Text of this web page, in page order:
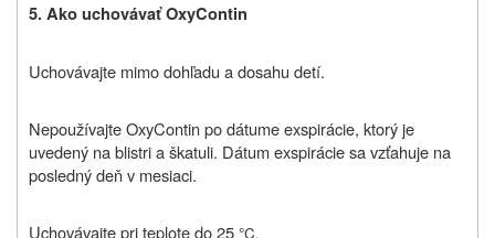
5.Ako uchovávať OxyContin
Uchovávajte mimo dohľadu a dosahu detí.
Nepoužívajte OxyContin po dátume exspirácie, ktorý je
uvedený na blistri a škatuli. Dátum exspirácie sa vzťahuje na
posledný deň v mesiaci.
Uchovávajte pri teplote do 25 °C.